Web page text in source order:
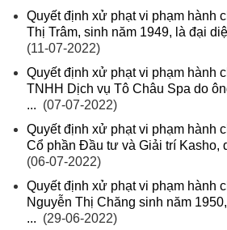
Quyết định xử phạt vi phạm hành
Thị Trâm, sinh năm 1949, là đại
(11-07-2022)
Quyết định xử phạt vi phạm hành
TNHH Dịch vụ Tô Châu Spa do
... (07-07-2022)
Quyết định xử phạt vi phạm hành
Cổ phần Đầu tư và Giải trí Kasho,
(06-07-2022)
Quyết định xử phạt vi phạm hành
Nguyễn Thị Chăng sinh năm
... (29-06-2022)